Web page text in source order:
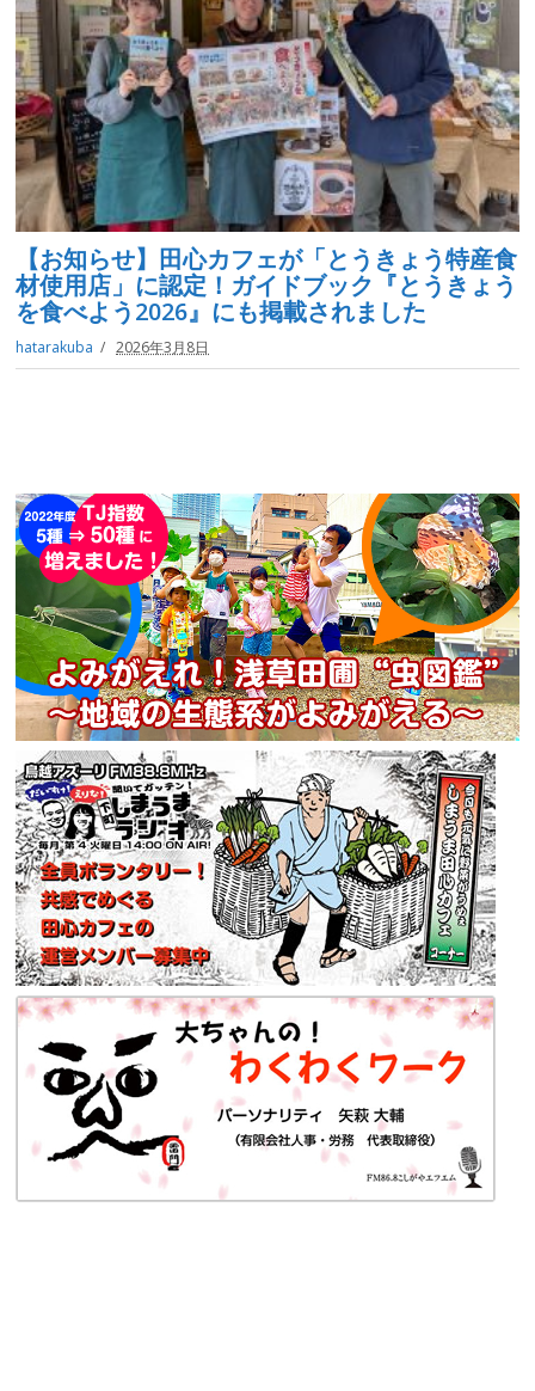
【お知らせ】田心カフェが「とうきょう特産食
材使用店」に認定！ガイドブック『とうきょう
を食べよう2026』にも掲載されました
hatarakuba 2026年3月8日